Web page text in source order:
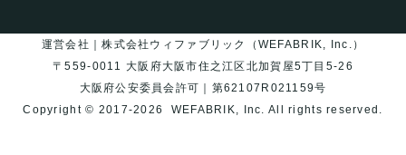
運営会社｜株式会社ウィファブリック（WEFABRIK, Inc.）
〒559-0011 大阪府大阪市住之江区北加賀屋5丁目5-26
大阪府公安委員会許可｜第62107R021159号
Copyright © 2017-2026
WEFABRIK, Inc.All rights reserved.